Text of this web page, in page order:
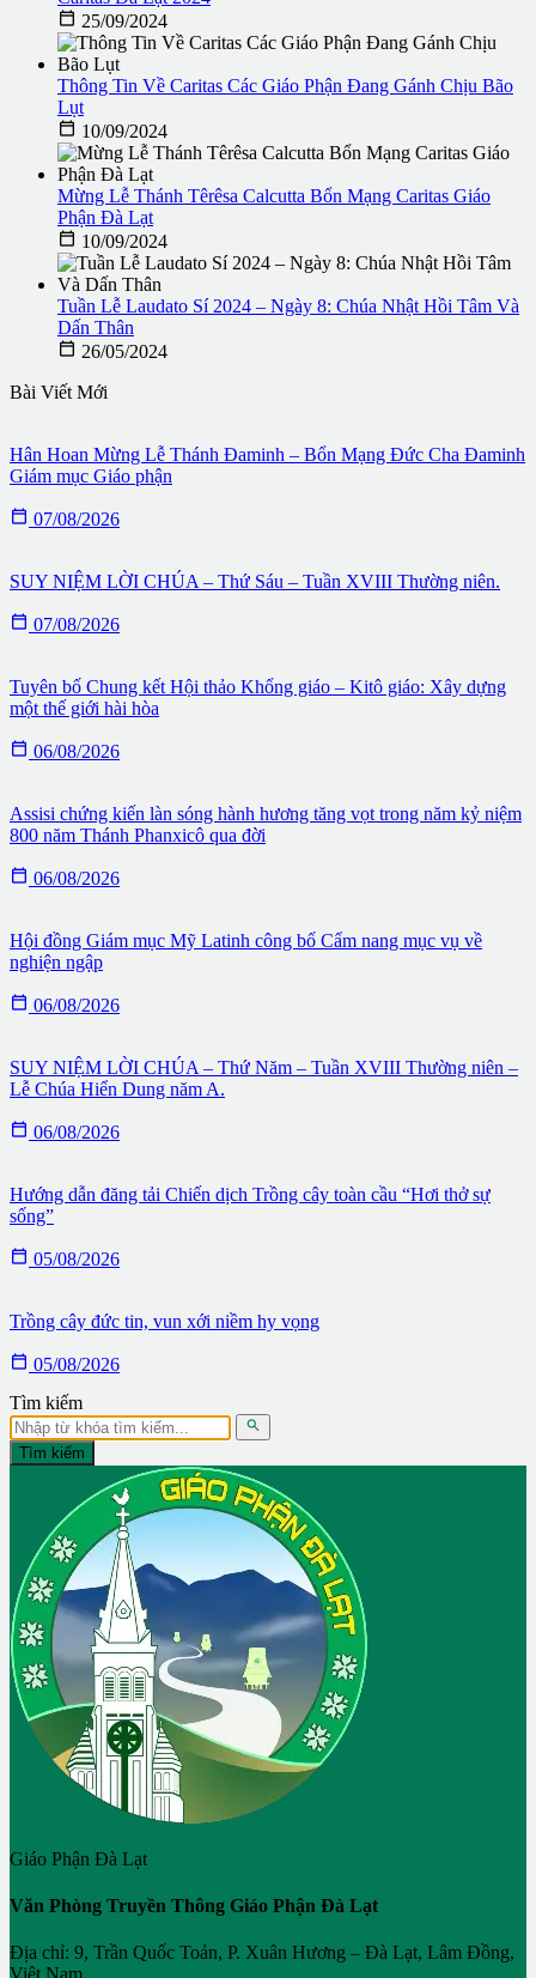
 25/09/2024
Thông Tin Về Caritas Các Giáo Phận Đang Gánh Chịu Bão
Lụt
 10/09/2024
Mừng Lễ Thánh Têrêsa Calcutta Bổn Mạng Caritas Giáo
Phận Đà Lạt
 10/09/2024
Tuần Lễ Laudato Sí 2024 – Ngày 8: Chúa Nhật Hồi Tâm Và
Dấn Thân
 26/05/2024
Bài Viết Mới
Hân Hoan Mừng Lễ Thánh Đaminh – Bổn Mạng Đức Cha Đaminh
Giám mục Giáo phận
 07/08/2026
SUY NIỆM LỜI CHÚA – Thứ Sáu – Tuần XVIII Thường niên.
 07/08/2026
Tuyên bố Chung kết Hội thảo Khổng giáo – Kitô giáo: Xây dựng
một thế giới hài hòa
 06/08/2026
Assisi chứng kiến làn sóng hành hương tăng vọt trong năm kỷ niệm
800 năm Thánh Phanxicô qua đời
 06/08/2026
Hội đồng Giám mục Mỹ Latinh công bố Cẩm nang mục vụ về
nghiện ngập
 06/08/2026
SUY NIỆM LỜI CHÚA – Thứ Năm – Tuần XVIII Thường niên –
Lễ Chúa Hiển Dung năm A.
 06/08/2026
Hướng dẫn đăng tải Chiến dịch Trồng cây toàn cầu “Hơi thở sự
sống”
 05/08/2026
Trồng cây đức tin, vun xới niềm hy vọng
 05/08/2026
Tìm kiếm

Tìm kiếm
Giáo Phận Đà Lạt
Văn Phòng Truyền Thông Giáo Phận Đà Lạt
Địa chỉ: 9, Trần Quốc Toản, P. Xuân Hương – Đà Lạt, Lâm Đồng,
Việt Nam